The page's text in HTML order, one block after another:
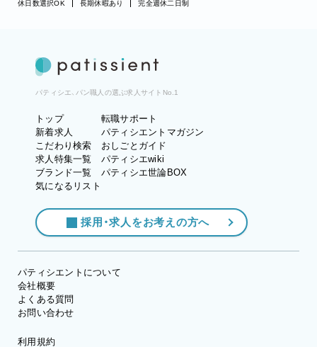
休日数選択OK
長期休暇あり 完全週休二日制
パティシエ、パン職人の選ぶ求人サイトNo.1
トップ
新着求人
こだわり検索
求人特集一覧
ブランド一覧
気になるリスト
転職サポート
パティシエントマガジン
おしごとガイド
パティシエwiki
パティシエ世論BOX
採用・求人をお考えの方へ
パティシエントについて
会社概要
よくある質問
お問い合わせ
利用規約